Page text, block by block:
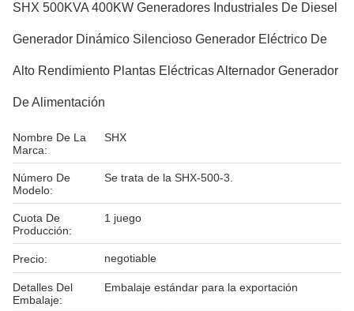
SHX 500KVA 400KW Generadores Industriales De Diesel
Generador Dinámico Silencioso Generador Eléctrico De
Alto Rendimiento Plantas Eléctricas Alternador Generador
De Alimentación
Nombre De La
Marca:
SHX
Número De
Modelo:
Se trata de la SHX-500-3.
Cuota De
Producción:
1 juego
Precio: negotiable
Detalles Del
Embalaje:
Embalaje estándar para la exportación